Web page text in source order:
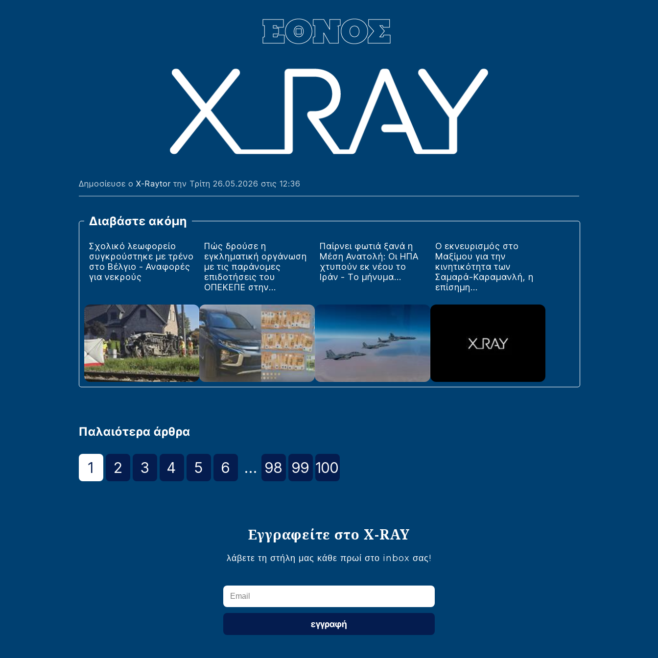
Δημοσίευσε ο X-Raytorτην Τρίτη 26.05.2026 στις 12:36
Διαβάστε ακόμη
Σχολικό λεωφορείο
συγκρούστηκε με τρένο
στο Βέλγιο - Αναφορές
για νεκρούς
Πώς δρούσε η
εγκληματική οργάνωση
με τις παράνομες
επιδοτήσεις του
ΟΠΕΚΕΠΕ στην...
Παίρνει φωτιά ξανά η
Μέση Ανατολή: Οι ΗΠΑ
χτυπούν εκ νέου το
Ιράν - Το μήνυμα...
Ο εκνευρισμός στο
Μαξίμου για την
κινητικότητα των
Σαμαρά-Καραμανλή, η
επίσημη...
Παλαιότερα άρθρα
1 2 3 4 5 6 ... 98 99 100
Εγγραφείτε στο X-RAY
λάβετε τη στήλη μας κάθε πρωί στο inbox σας!
εγγραφή